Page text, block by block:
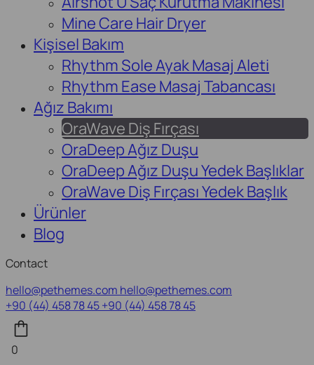
Mine Care Hair Dryer
Kişisel Bakım
Rhythm Sole Ayak Masaj Aleti
Rhythm Ease Masaj Tabancası
Ağız Bakımı
OraWave Diş Fırçası
OraDeep Ağız Duşu
OraDeep Ağız Duşu Yedek Başlıklar
OraWave Diş Fırçası Yedek Başlık
Ürünler
Blog
Contact
hello@pethemes.com hello@pethemes.com
+90 (44) 458 78 45+90 (44) 458 78 45
0